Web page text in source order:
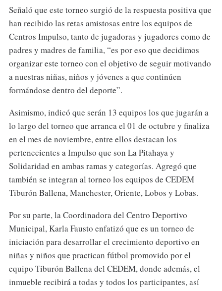
Señaló que este torneo surgió de la respuesta positiva que
han recibido las retas amistosas entre los equipos de
Centros Impulso, tanto de jugadoras y jugadores como de
padres y madres de familia, “es por eso que decidimos
organizar este torneo con el objetivo de seguir motivando
a nuestras niñas, niños y jóvenes a que continúen
formándose dentro del deporte”.
Asimismo, indicó que serán 13 equipos los que jugarán a
lo largo del torneo que arranca el 01 de octubre y finaliza
en el mes de noviembre, entre ellos destacan los
pertenecientes a Impulso que son La Pitahaya y
Solidaridad en ambas ramas y categorías. Agregó que
también se integran al torneo los equipos de CEDEM
Tiburón Ballena, Manchester, Oriente, Lobos y Lobas.
Por su parte, la Coordinadora del Centro Deportivo
Municipal, Karla Fausto enfatizó que es un torneo de
iniciación para desarrollar el crecimiento deportivo en
niñas y niños que practican fútbol promovido por el
equipo Tiburón Ballena del CEDEM, donde además, el
inmueble recibirá a todas y todos los participantes, así